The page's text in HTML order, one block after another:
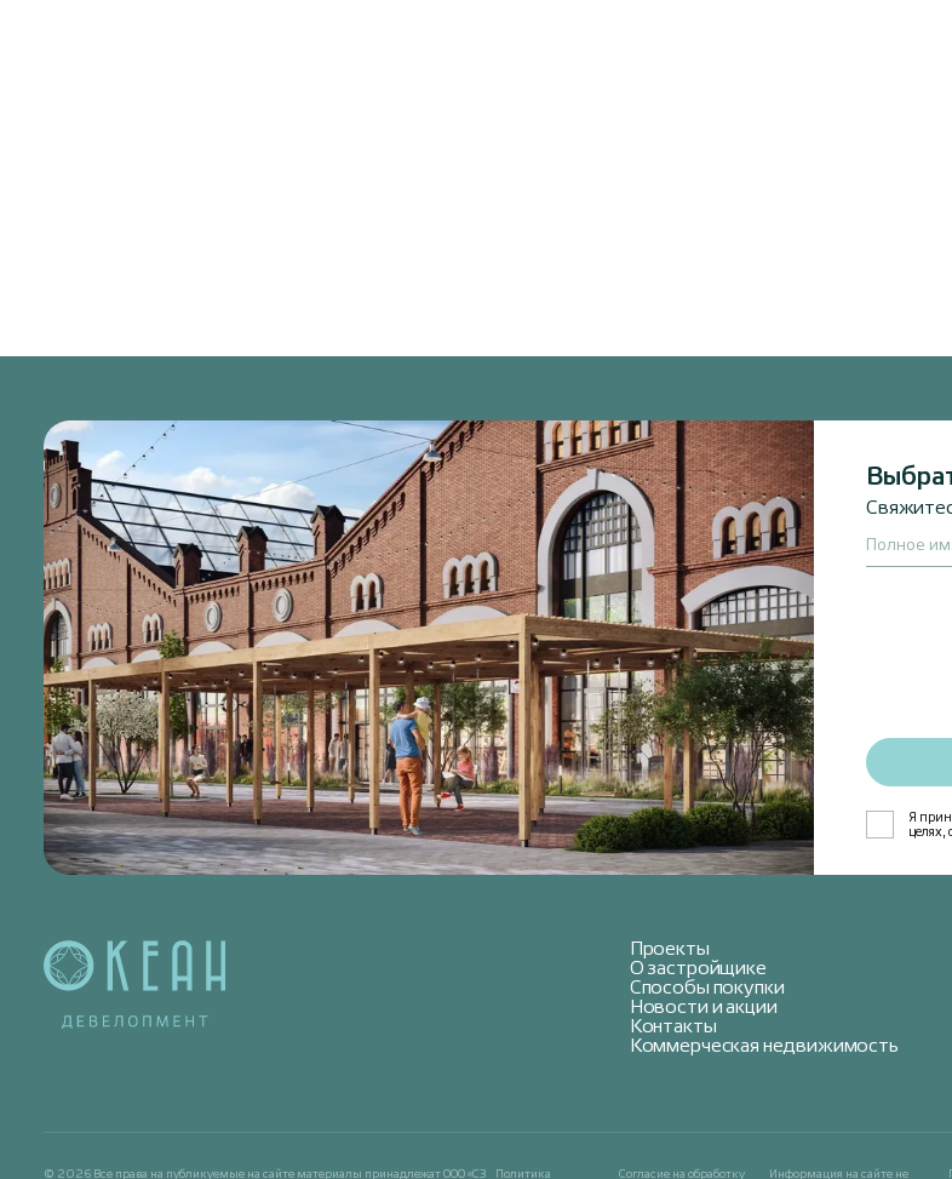
Полное
Я
целях,
Проекты
О застройщике
Способы покупки
Новости и акции
Контакты
Коммерческая недвижимость
© 2026 Все права на публикуемые на сайте материалы принадлежат ООО «СЗ Политика Согласие на обработку Информация на сайте не